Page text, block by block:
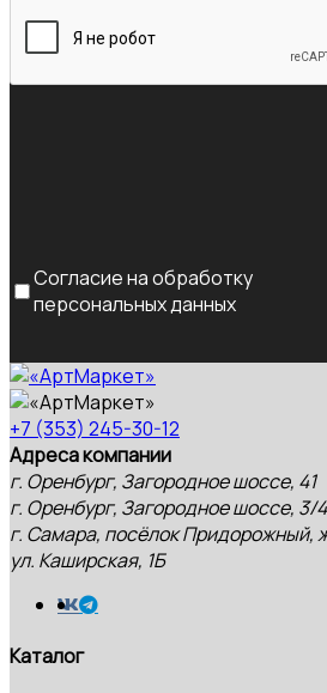
Согласие на обработку
персональных данных
+7 (353) 245-30-12
Адреса компании
г. Оренбург, Загородное шоссе, 41
г. Оренбург, Загородное шоссе, 3/
г. Самара, посёлок Придорожный,
ул. Каширская, 1Б
Каталог